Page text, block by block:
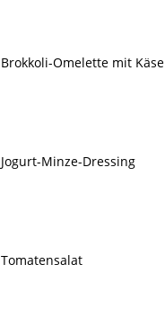
Brokkoli-Omelette mit Käse
Jogurt-Minze-Dressing
Tomatensalat